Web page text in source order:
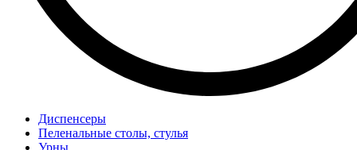
Диспенсеры
Пеленальные столы, стулья
Урны